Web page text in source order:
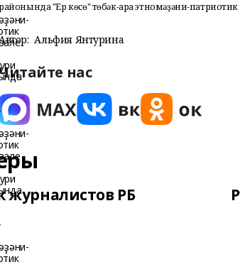
районында "Ер көсө" төбәк-ара этномәҙәни-патриотик
Альфия Янтурина
нас
журналистов РБ